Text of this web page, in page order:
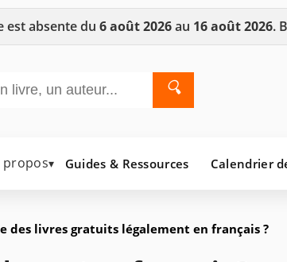
est absente du 6 août 2026au 16 août 2026.
🔍
propos▾ Guides & Ressources Calendrier
des livres gratuits légalement en français ?